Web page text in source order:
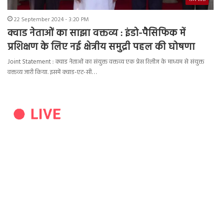
22 September 2024 - 3:20 PM
क्वाड नेताओं का साझा वक्तव्य : इंडो-पैसिफिक में
प्रशिक्षण के लिए नई क्षेत्रीय समुद्री पहल की घोषणा
Joint Statement : क्वाड नेताओं का संयुक्त वक्तव्य एक प्रेस रिलीज के माध्यम से संयुक्त
वक्तव्य जारी किया. इसमें क्वाड-एट-सी…